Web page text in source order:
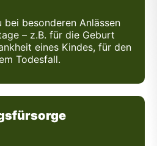
besonderen Anlässen
– z.B. für die Geburt
eines Kindes, für den
Todesfall.